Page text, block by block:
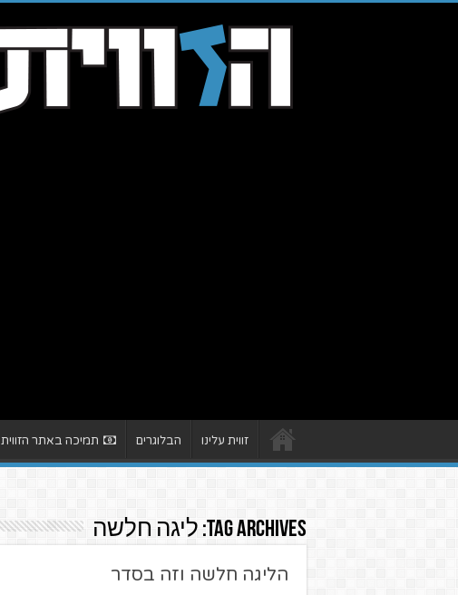
זווית עלינו הבלוגרים תמיכה באתר הזווית
Tag Archives: ליגה חלשה
הליגה חלשה וזה בסדר